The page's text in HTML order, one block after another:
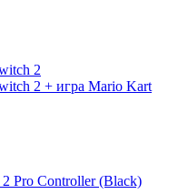
2
2 + игра Mario Kart
Pro Controller (Black)